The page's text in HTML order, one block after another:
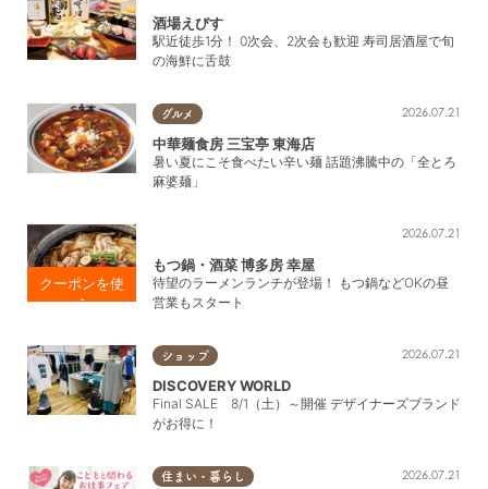
酒場えびす
駅近徒歩1分！ 0次会、2次会も歓迎 寿司居酒屋で旬
の海鮮に舌鼓
グルメ 2026.07.21
中華麺食房 三宝亭 東海店
暑い夏にこそ食べたい辛い麺 話題沸騰中の「全とろ
麻婆麺」
飲食で アイ
スクリームを
サービス！
※1枚に付き1
2026.07.21
もつ鍋・酒菜 博多房 幸屋
待望のラーメンランチが登場！ もつ鍋などOKの昼
営業もスタート
ショップ 2026.07.21
DISCOVERY WORLD
Final SALE 8/1（土）～開催 デザイナーズブランド
がお得に！
住まい・暮らし 2026.07.21